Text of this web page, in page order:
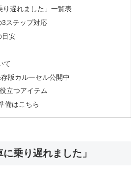
り遅れました」一覧表
ステップ対応
目安
て
版カルーセル公開中
立つアイテム
備はこちら
乗り遅れました」